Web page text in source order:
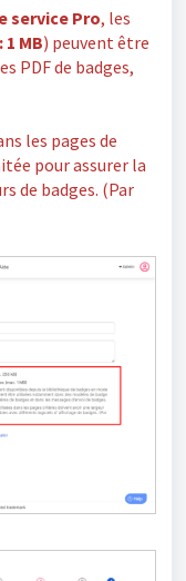
service Pro, les
MB) peuvent être
PDF de badges,
les pages de
pour assurer la
de badges. (Par